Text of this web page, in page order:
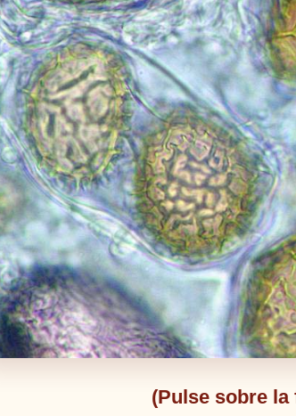
(Pulse sobre